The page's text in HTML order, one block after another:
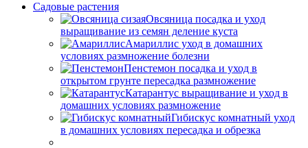
Садовые растения
Овсяница посадка и уход
выращивание из семян деление куста
Амариллис уход в домашних
условиях размножение болезни
Пенстемон посадка и уход в
открытом грунте пересадка размножение
Катарантус выращивание и уход в
домашних условиях размножение
Гибискус комнатный уход
в домашних условиях пересадка и обрезка